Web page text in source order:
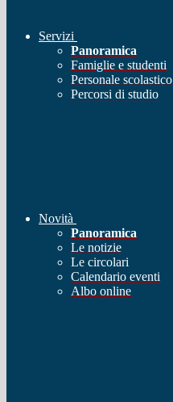
Servizi
Panoramica
Famiglie e studenti
Personale scolastico
Percorsi di studio
Novità
Panoramica
Le notizie
Le circolari
Calendario eventi
Albo online